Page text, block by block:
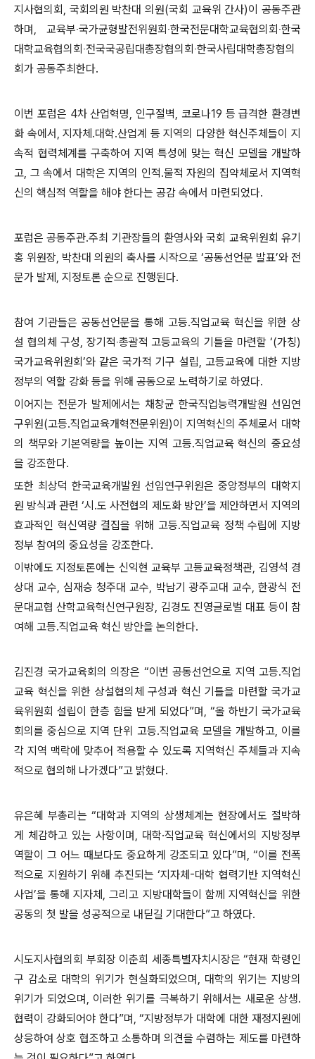
지사협의회 , 국회의원 박찬대 의원(국회 교육위 간사)이 공동주관
하며 , 교육부‧국가균형발전위원회 ‧한국전문대학교육협의회 ‧한국
대학교육협의회 ‧전국국공립대총장협의회 ‧한국사립대학총장협의
회가 공동주최한다.
이번 포럼은 4차 산업혁명, 인구절벽, 코로나19 등 급격한 환경변
화 속에서 ,지자체 ․대학․산업계 등 지역의 다양한 혁신주체들이 지
속적 협력체계를 구축하여 지역 특성에 맞는 혁신 모델을 개발하
고, 그 속에서 대학은 지역의 인적․물적 자원의 집약체로서 지역혁
신의 핵심적 역할을 해야 한다는 공감 속에서 마련되었다.
포럼은 공동주관․주최 기관장들의 환영사와 국회 교육위원회 유기
홍 위원장, 박찬대 의원의 축사를 시작으로 ‘공동선언문 발표’와 전
문가 발제 , 지정토론 순으로 진행된다.
참여 기관들은 공동선언문을 통해 고등․직업교육 혁신을 위한 상
설 협의체 구성, 장기적‧총괄적 고등교육의 기틀을 마련할‘(가칭)
국가교육위원회 ’와 같은 국가적 기구 설립, 고등교육에 대한 지방
정부의 역할 강화 등을 위해 공동으로 노력하기로 하였다.
이어지는 전문가 발제에서는 채창균 한국직업능력개발원 선임연
구위원(고등․직업교육개혁전문위원)이 지역혁신의 주체로서 대학
의 책무와 기본역량을 높이는 지역 고등․직업교육 혁신의 중요성
을 강조한다.
또한 최상덕 한국교육개발원 선임연구위원은 중앙정부의 대학지
원 방식과 관련 ‘시 ․도 사전협의 제도화 방안’을 제안하면서 지역의
효과적인 혁신역량 결집을 위해 고등․직업교육 정책 수립에 지방
정부 참여의 중요성을 강조한다.
이밖에도지정토론에는 신익현 교육부 고등교육정책관, 김영석 경
상대 교수, 심재승 청주대 교수, 박남기 광주교대 교수, 한광식 전
문대교협산학교육혁신연구원장, 김경도 진영글로벌 대표 등이 참
여해 고등․직업교육 혁신 방안을 논의한다.
김진경 국가교육회의 의장은 “이번 공동선언으로 지역 고등․직업
교육 혁신을 위한 상설협의체 구성과 혁신 기틀을 마련할 국가교
육위원회 설립이 한층 힘을 받게 되었다”며 , “올 하반기 국가교육
회의를 중심으로 지역 단위 고등․직업교육 모델을 개발하고, 이를
각 지역 맥락에 맞추어 적용할 수 있도록 지역혁신 주체들과 지속
적으로 협의해 나가겠다”고 밝혔다.
유은혜 부총리는“대학과 지역의 상생체계는 현장에서도 절박하
게 체감하고 있는 사항이며 , 대학·직업교육 혁신에서의 지방정부
역할이 그 어느 때보다도 중요하게 강조되고 있다”며 , “이를 전폭
적으로 지원하기 위해 추진되는 ‘지자체 -대학 협력기반 지역혁신
사업’을 통해 지자체 ,그리고 지방대학들이 함께 지역혁신을 위한
공동의 첫 발을 성공적으로 내딛길 기대한다”고 하였다.
시도지사협의회 부회장 이춘희 세종특별자치시장은“현재 학령인
구 감소로 대학의 위기가 현실화되었으며 , 대학의 위기는 지방의
위기가 되었으며 , 이러한 위기를 극복하기 위해서는 새로운 상생․
협력이 강화되어야 한다”며 , “지방정부가 대학에 대한 재정지원에
상응하여 상호 협조하고 소통하며 의견을 수렴하는 제도를 마련하